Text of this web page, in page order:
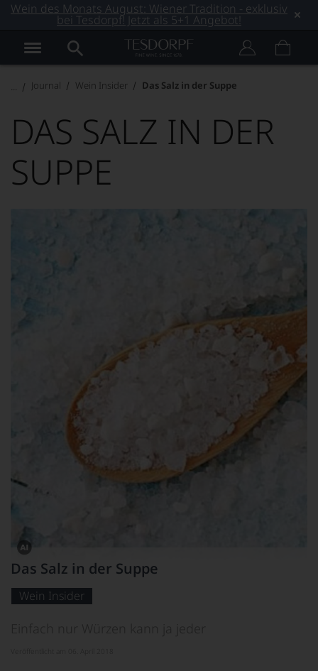
Wein des Monats August: Wiener Tradition - exklusiv
bei Tesdorpf! Jetzt als 5+1 Angebot!
Journal Wein Insider Das Salz in der Suppe
DAS SALZ IN DER
SUPPE
Dieses
Bild
mithilfe
von
Das Salz in der Suppe
Wein Insider